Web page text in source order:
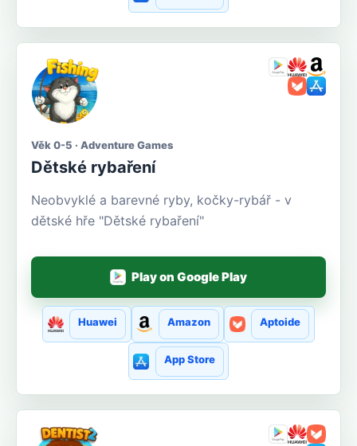
Věk 0-5 · Adventure Games
Dětské rybaření
Neobvyklé a barevné ryby, kočky-rybář - v
dětské hře "Dětské rybaření"
Play on Google Play
Huawei Amazon Aptoide
App Store